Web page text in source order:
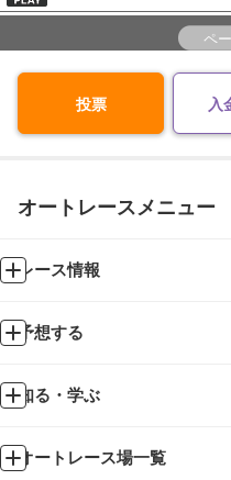
ペ
投票 入
オートレースメニュー
レース情報
予想する
知る・学ぶ
オートレース場一覧